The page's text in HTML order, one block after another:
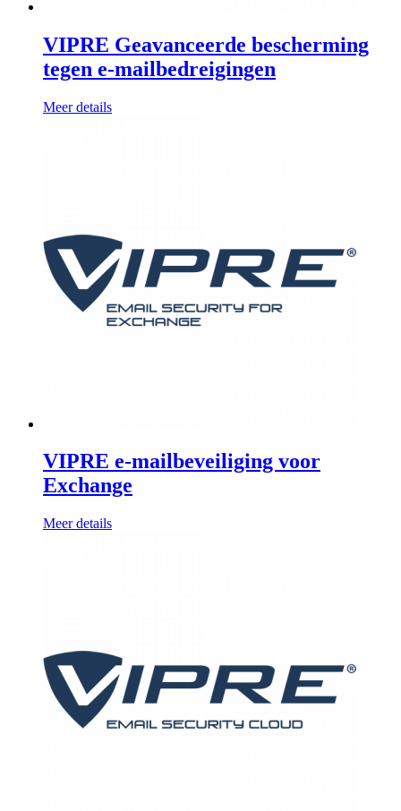
VIPRE Geavanceerde bescherming
tegen e-mailbedreigingen
Meer details
VIPRE e-mailbeveiliging voor
Exchange
Meer details